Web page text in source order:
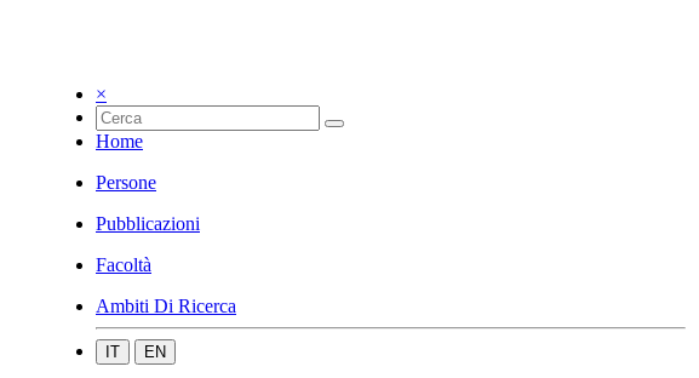
×
Home
Persone
Pubblicazioni
Facoltà
Ambiti Di Ricerca
IT EN